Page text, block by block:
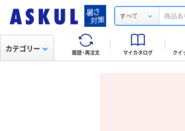
すべて
履歴・再注文 マイカタログ クイ
カテゴリー